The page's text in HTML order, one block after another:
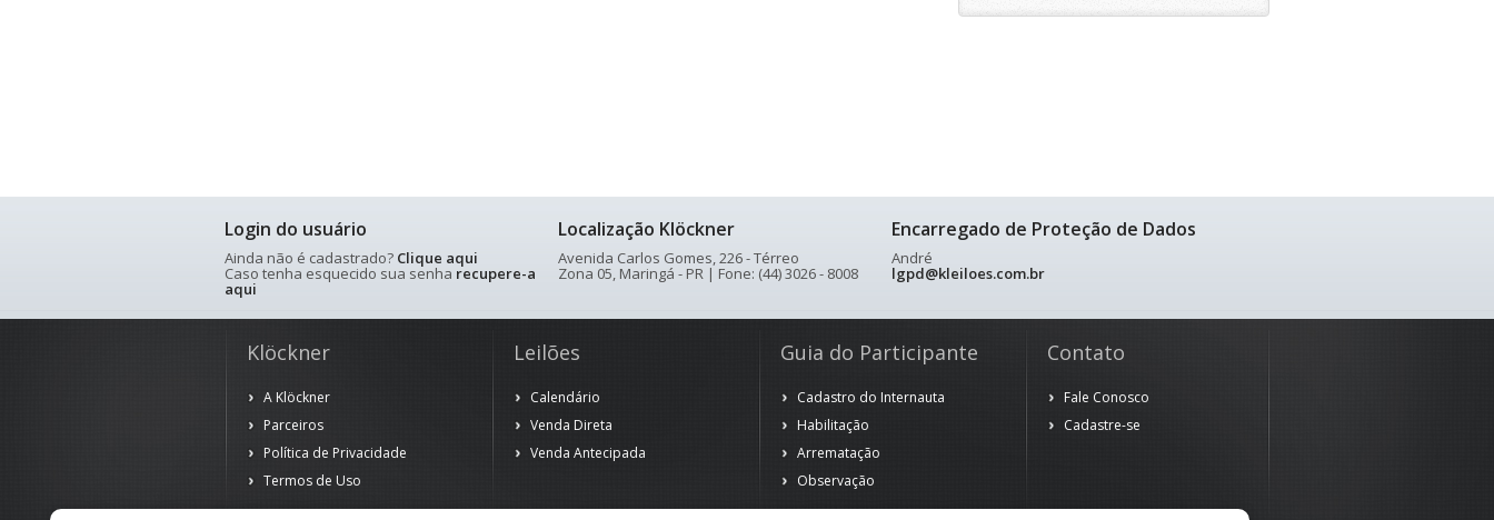
Login do usuário
Ainda não é cadastrado? Clique aqui
Caso tenha esquecido sua senha recupere-a
aqui
Localização Klöckner
Avenida Carlos Gomes, 226 - Térreo
Zona 05, Maringá - PR | Fone: (44) 3026 - 8008
Encarregado de Proteção de Dados
André
lgpd@kleiloes.com.br
Klöckner
A Klöckner
Parceiros
Política de Privacidade
Termos de Uso
Leilões
Calendário
Venda Direta
Venda Antecipada
Guia do Participante
Cadastro do Internauta
Habilitação
Arrematação
Observação
Contato
Fale Conosco
Cadastre-se